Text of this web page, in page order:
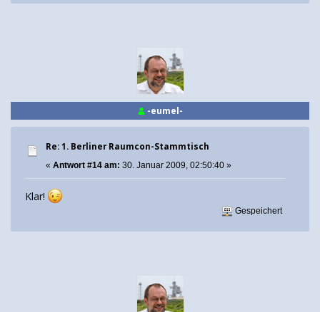
-eumel-
Re: 1. Berliner Raumcon-Stammtisch
« Antwort #14 am: 30. Januar 2009, 02:50:40 »
Klar!
Gespeichert